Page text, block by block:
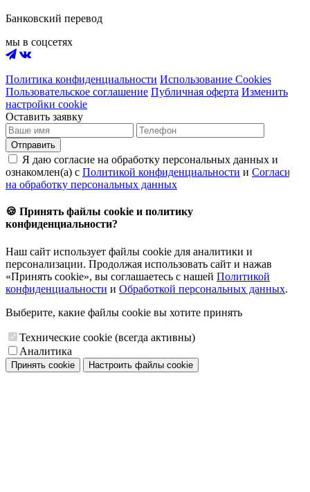
Банковский перевод
мы в соцсетях
Политика конфиденциальности Использование Cookies
Пользовательское соглашение Публичная оферта Изменить
настройки cookie
Оставить заявку
Отправить
Я даю согласие на обработку персональных данных и
ознакомлен(а) с Политикой конфиденциальности и Согласием
на обработку персональных данных
🍪 Принять файлы cookie и политику
конфиденциальности?
Наш сайт использует файлы cookie для аналитики и
персонализации. Продолжая использовать сайт и нажав
«Принять cookie», вы соглашаетесь с нашей Политикой
конфиденциальности и Обработкой персональных данных.
Выберите, какие файлы cookie вы хотите принять
Технические cookie (всегда активны)
Аналитика
Принять cookie Настроить файлы cookie